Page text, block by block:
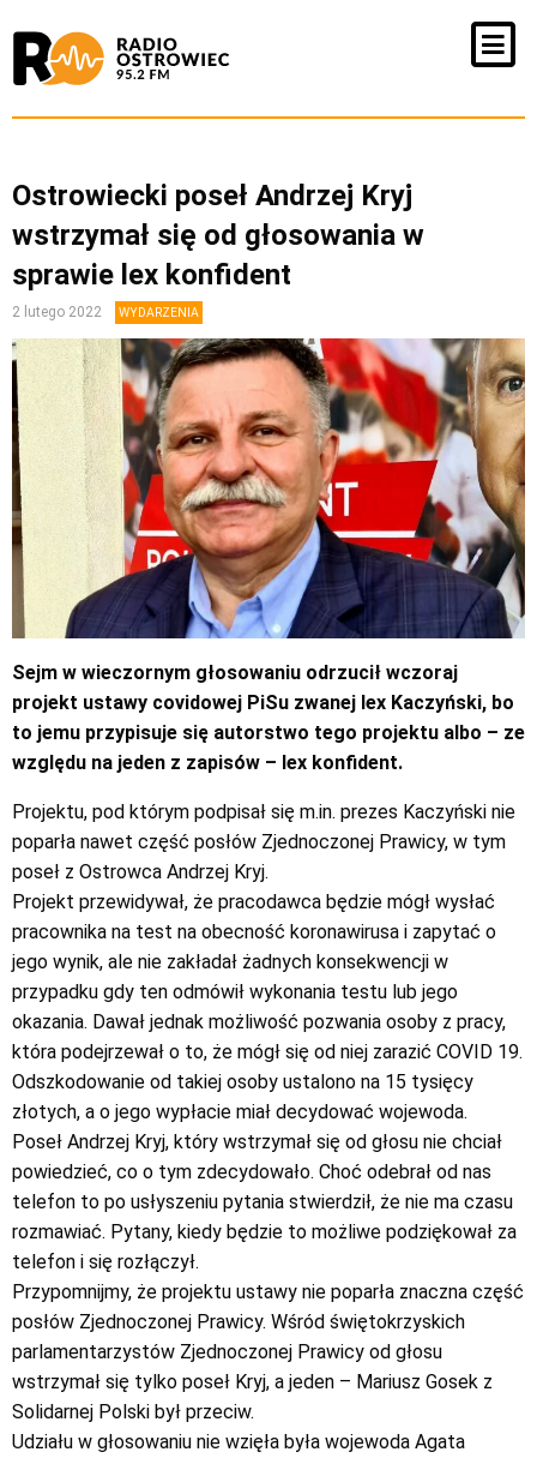
Ostrowiecki poseł Andrzej Kryj
wstrzymał się od głosowania w
sprawie lex konfident
2 lutego 2022 WYDARZENIA
Sejm w wieczornym głosowaniu odrzucił wczoraj
projekt ustawy covidowej PiSu zwanej lex Kaczyński, bo
to jemu przypisuje się autorstwo tego projektu albo – ze
względu na jeden z zapisów – lex konfident.
Projektu, pod którym podpisał się m.in. prezes Kaczyński nie
poparła nawet część posłów Zjednoczonej Prawicy, w tym
poseł z Ostrowca Andrzej Kryj.
Projekt przewidywał, że pracodawca będzie mógł wysłać
pracownika na test na obecność koronawirusa i zapytać o
jego wynik, ale nie zakładał żadnych konsekwencji w
przypadku gdy ten odmówił wykonania testu lub jego
okazania. Dawał jednak możliwość pozwania osoby z pracy,
która podejrzewał o to, że mógł się od niej zarazić COVID 19.
Odszkodowanie od takiej osoby ustalono na 15 tysięcy
złotych, a o jego wypłacie miał decydować wojewoda.
Poseł Andrzej Kryj, który wstrzymał się od głosu nie chciał
powiedzieć, co o tym zdecydowało. Choć odebrał od nas
telefon to po usłyszeniu pytania stwierdził, że nie ma czasu
rozmawiać. Pytany, kiedy będzie to możliwe podziękował za
telefon i się rozłączył.
Przypomnijmy, że projektu ustawy nie poparła znaczna część
posłów Zjednoczonej Prawicy. Wśród świętokrzyskich
parlamentarzystów Zjednoczonej Prawicy od głosu
wstrzymał się tylko poseł Kryj, a jeden – Mariusz Gosek z
Solidarnej Polski był przeciw.
Udziału w głosowaniu nie wzięła była wojewoda Agata